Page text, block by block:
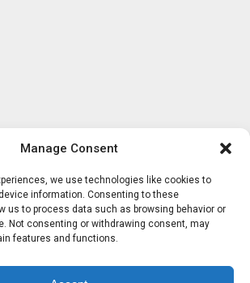
Manage Consent
we use technologies like cookies to
information. Consenting to these
us to process data such as browsing behavior or
Not consenting or withdrawing consent, may
features and functions.